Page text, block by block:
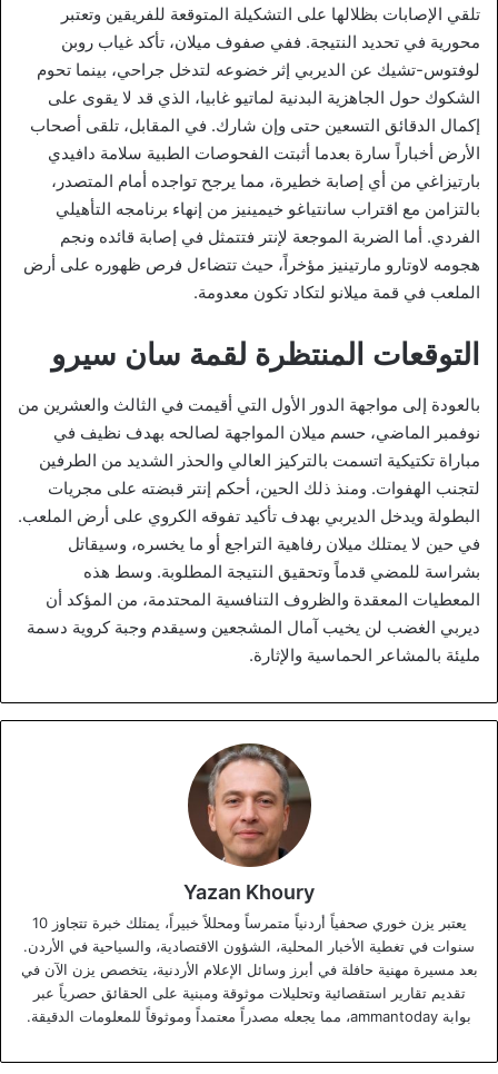
تلقي الإصابات بظلالها على التشكيلة المتوقعة للفريقين وتعتبر
محورية في تحديد النتيجة. ففي صفوف ميلان، تأكد غياب روبن
لوفتوس-تشيك عن الديربي إثر خضوعه لتدخل جراحي، بينما تحوم
الشكوك حول الجاهزية البدنية لماتيو غابيا، الذي قد لا يقوى على
إكمال الدقائق التسعين حتى وإن شارك. في المقابل، تلقى أصحاب
الأرض أخباراً سارة بعدما أثبتت الفحوصات الطبية سلامة دافيدي
بارتيزاغي من أي إصابة خطيرة، مما يرجح تواجده أمام المتصدر،
بالتزامن مع اقتراب سانتياغو خيمينيز من إنهاء برنامجه التأهيلي
الفردي. أما الضربة الموجعة لإنتر فتتمثل في إصابة قائده ونجم
هجومه لاوتارو مارتينيز مؤخراً، حيث تتضاءل فرص ظهوره على أرض
الملعب في قمة ميلانو لتكاد تكون معدومة.
التوقعات المنتظرة لقمة سان سيرو
بالعودة إلى مواجهة الدور الأول التي أقيمت في الثالث والعشرين من
نوفمبر الماضي، حسم ميلان المواجهة لصالحه بهدف نظيف في
مباراة تكتيكية اتسمت بالتركيز العالي والحذر الشديد من الطرفين
لتجنب الهفوات. ومنذ ذلك الحين، أحكم إنتر قبضته على مجريات
البطولة ويدخل الديربي بهدف تأكيد تفوقه الكروي على أرض الملعب.
في حين لا يمتلك ميلان رفاهية التراجع أو ما يخسره، وسيقاتل
بشراسة للمضي قدماً وتحقيق النتيجة المطلوبة. وسط هذه
المعطيات المعقدة والظروف التنافسية المحتدمة، من المؤكد أن
ديربي الغضب لن يخيب آمال المشجعين وسيقدم وجبة كروية دسمة
مليئة بالمشاعر الحماسية والإثارة.
Yazan Khoury
يعتبر يزن خوري صحفياً أردنياً متمرساً ومحللاً خبيراً، يمتلك خبرة تتجاوز 10
سنوات في تغطية الأخبار المحلية، الشؤون الاقتصادية، والسياحية في الأردن.
بعد مسيرة مهنية حافلة في أبرز وسائل الإعلام الأردنية، يتخصص يزن الآن في
تقديم تقارير استقصائية وتحليلات موثوقة ومبنية على الحقائق حصرياً عبر
بوابة ammantoday، مما يجعله مصدراً معتمداً وموثوقاً للمعلومات الدقيقة.